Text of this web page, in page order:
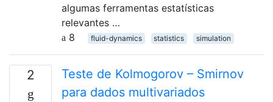
algumas ferramentas estatísticas
relevantes …
8
fluid-dynamics statistics simulation
2
Teste de Kolmogorov – Smirnov
para dados multivariados